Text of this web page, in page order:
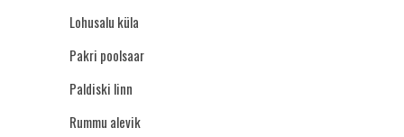
Lohusalu küla
Pakri poolsaar
Paldiski linn
Rummu alevik